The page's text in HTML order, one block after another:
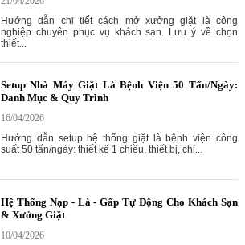
Hướng dẫn chi tiết cách mở xưởng giặt là công
nghiệp chuyên phục vụ khách sạn. Lưu ý về chọn
thiết...
Setup Nhà Máy Giặt Là Bệnh Viện 50 Tấn/Ngày:
Danh Mục & Quy Trình
16/04/2026
Hướng dẫn setup hệ thống giặt là bệnh viện công
suất 50 tấn/ngày: thiết kế 1 chiều, thiết bị, chi...
Hệ Thống Nạp - Là - Gấp Tự Động Cho Khách Sạn
& Xưởng Giặt
10/04/2026